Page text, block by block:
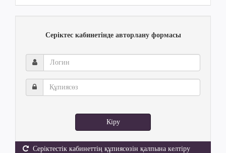
Серіктес кабинетінде авторлану формасы
Логин
Құпиясөз
Кіру
Серіктестік кабинеттің құпиясөзін қалпына келтіру